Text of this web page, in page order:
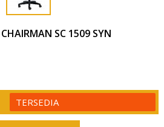
SC 1509 SYN
TERSEDIA